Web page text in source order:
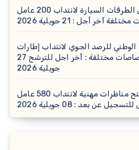
مناظرة شركة تونس الطرقات السيارة لانتداب 200 عامل
آخر أجل : 21 جويلية 2026
الوطني للرصد الجوي لانتداب إطارات
وأعوان في اختصاصات مختلفة : أخر اجل للترشح 27
جويلية 2026
وزارة التربية : فتح مناظرات مهنية لانتداب 580 عامل
عن بعد : 08 جويلية 2026